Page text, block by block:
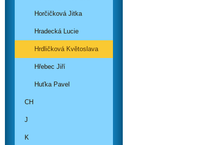
Horčičková Jitka
Hradecká Lucie
Hrdličková Květoslava
Hřebec Jiří
Huťka Pavel
CH
J
K